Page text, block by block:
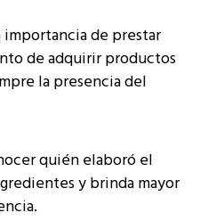
importancia de prestar
de adquirir productos
la presencia del
quién elaboró el
y brinda mayor